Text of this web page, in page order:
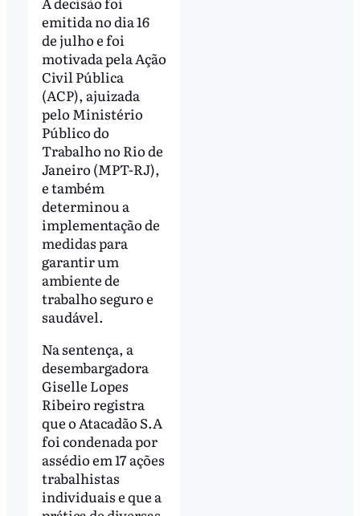
emitida no dia 16
de julho e foi
motivada pela Ação
Civil Pública
(ACP), ajuizada
pelo Ministério
Público do
Trabalho no Rio de
Janeiro (MPT-RJ),
e também
determinou a
implementação de
medidas para
garantir um
ambiente de
trabalho seguro e
saudável.
Na sentença, a
desembargadora
Giselle Lopes
Ribeiro registra
que o Atacadão S.A
foi condenada por
assédio em 17 ações
trabalhistas
individuais e que a